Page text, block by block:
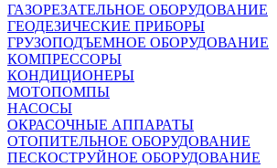
ГАЗОРЕЗАТЕЛЬНОЕ ОБОРУДОВАНИЕ
ГЕОДЕЗИЧЕСКИЕ ПРИБОРЫ
ГРУЗОПОДЪЕМНОЕ ОБОРУДОВАНИЕ
КОМПРЕССОРЫ
КОНДИЦИОНЕРЫ
МОТОПОМПЫ
НАСОСЫ
ОКРАСОЧНЫЕ АППАРАТЫ
ОТОПИТЕЛЬНОЕ ОБОРУДОВАНИЕ
ПЕСКОСТРУЙНОЕ ОБОРУДОВАНИЕ